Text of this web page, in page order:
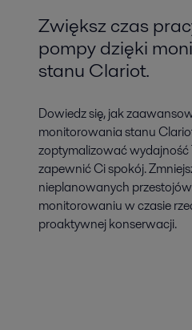
Zwiększ czas
pompy dzięki
stanu Clariot.
Dowiedz się, jak
monitorowania stanu
zoptymalizować wydajność
zapewnić Ci spokój.
nieplanowanych
monitorowaniu w czasie
proaktywnej konserwacji.